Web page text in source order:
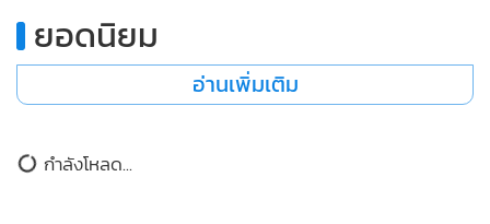
รับตกใจตรวจพบเป็นไตระยะที่ 4 ลั่นอีกฝ่ายดื้อไม่ชอบหาหมอ
แล้วปรากฏว่าเขาเอามือไปอยู่ในรถเข็นแล้วเลือดมันออกเยอะ
ยอดนิยม
อ่านเพิ่มเติม
กำลังโหลด...